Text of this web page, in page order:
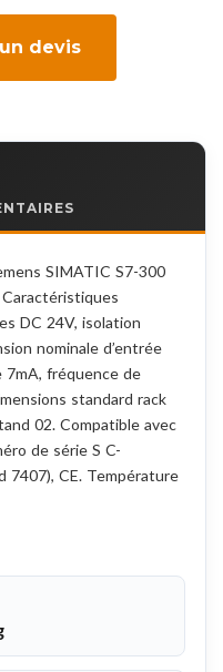
devis
SIMATIC S7-300
DC 24V, isolation
nominale d’entrée
7mA, fréquence de
standard rack
02. Compatible avec
de série S C-
7407), CE. Température